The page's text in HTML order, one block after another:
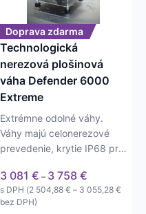
Doprava zdarma
Technologická
nerezová plošinová
váha Defender 6000
Extreme
Extrémne odolné váhy.
Váhy majú celonerezové
prevedenie, krytie IP68 pri
3 081 € – 3 758 €
range:
3 081 €
s DPH (2 504,88 € – 3 055,28 €
bez DPH)
môžete
vybrať
stránke
produktu.